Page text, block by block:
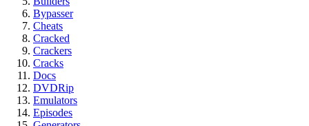
Bypasser
Cheats
Cracked
Crackers
Cracks
Docs
DVDRip
Emulators
Episodes